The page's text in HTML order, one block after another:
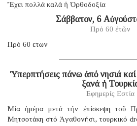
Ἔχει πολλά καλά ἡ Ὀρθοδοξία
Σάββατον, 6
Πρό 60 ἐτῶν
Πρό 60 ετων
Ὑπερπτήσεις πάνω ἀπό νησιά καί
ξανά ἡ
Εφημερίς Εστία
Μία ἡμέρα μετά τήν ἐπίσκεψη τοῦ
Μητσοτάκη στό Ἀγαθονήσι, τουρκικό